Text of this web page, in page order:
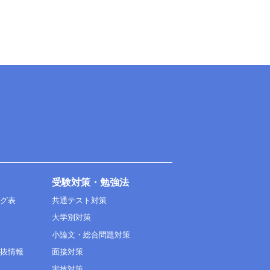
表
情報
受験対策・勉強法
共通テスト対策
大学別対策
小論文・総合問題対策
面接対策